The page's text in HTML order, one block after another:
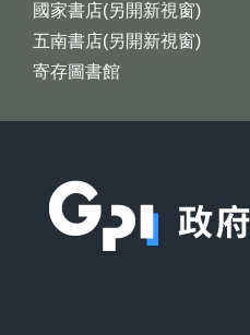
國家書店(另開新視窗)
五南書店(另開新視窗)
寄存圖書館